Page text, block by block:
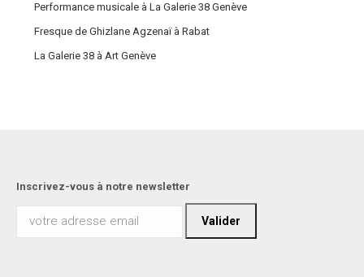
Performance musicale à La Galerie 38 Genève
Fresque de Ghizlane Agzenaï à Rabat
La Galerie 38 à Art Genève
Inscrivez-vous à notre newsletter